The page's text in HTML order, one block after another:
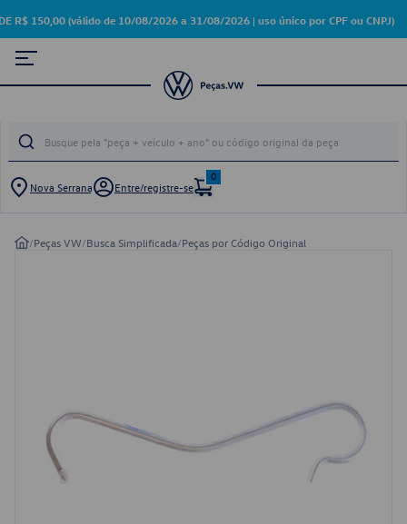
R$ 150,00 (válido de 10/08/2026 a 31/08/2026 | uso único por CPF ou CNPJ)
Nova Serrana Entre/registre-se
0
/Peças VW/Busca Simplificada/Peças por Código Original